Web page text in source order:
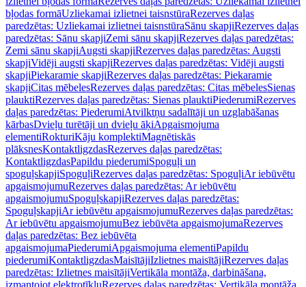
bļodas formāUzliekamai izlietnei taisnstūraRezerves daļas
paredzētas: Uzliekamai izlietnei taisnstūraSānu skapjiRezerves daļas
paredzētas: Sānu skapjiZemi sānu skapjiRezerves daļas paredzētas:
Zemi sānu skapjiAugsti skapjiRezerves daļas paredzētas: Augsti
skapjiVidēji augsti skapjiRezerves daļas paredzētas: Vidēji augsti
skapjiPiekaramie skapjiRezerves daļas paredzētas: Piekaramie
skapjiCitas mēbelesRezerves daļas paredzētas: Citas mēbelesSienas
plauktiRezerves daļas paredzētas: Sienas plauktiPiederumiRezerves
daļas paredzētas: PiederumiAtvilktņu sadalītāji un uzglabāšanas
kārbasDvieļu turētāji un dvieļu āķiApgaismojuma
elementiRokturiKāju komplektiMagnētiskās
plāksnesKontaktligzdasRezerves daļas paredzētas:
KontaktligzdasPapildu piederumiSpoguļi un
spoguļskapjiSpoguļiRezerves daļas paredzētas: SpoguļiAr iebūvētu
apgaismojumuRezerves daļas paredzētas: Ar iebūvētu
apgaismojumuSpoguļskapjiRezerves daļas paredzētas:
SpoguļskapjiAr iebūvētu apgaismojumuRezerves daļas paredzētas:
Ar iebūvētu apgaismojumuBez iebūvēta apgaismojumaRezerves
daļas paredzētas: Bez iebūvēta
apgaismojumaPiederumiApgaismojuma elementiPapildu
piederumiKontaktligzdasMaisītājiIzlietnes maisītājiRezerves daļas
paredzētas: Izlietnes maisītājiVertikāla montāža, darbināšana,
izmantojot elektrotīkluRezerves daļas paredzētas: Vertikāla montāža,